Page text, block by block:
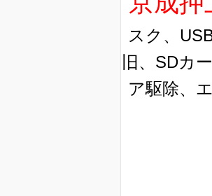
スク、
旧、SDカ
ア駆除、